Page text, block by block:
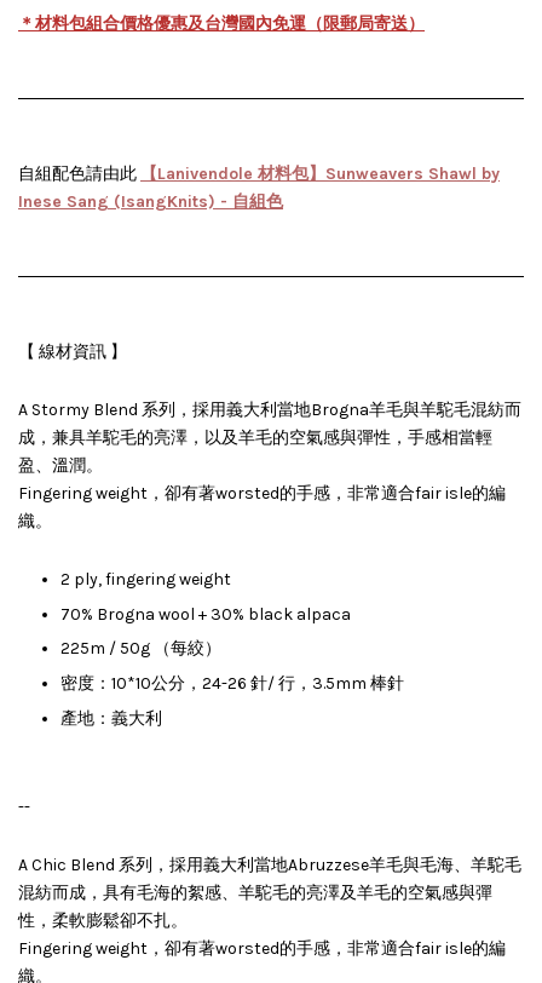
＊材料包組合價格優惠及台灣國內免運（限郵局寄送）
自組配色請由此
【Lanivendole 材料包】Sunweavers Shawl by
Inese Sang (IsangKnits) - 自組色
【 線材資訊 】
A Stormy Blend 系列，採用義大利當地Brogna羊毛與羊駝毛混紡而
成，兼具羊駝毛的亮澤，以及羊毛的空氣感與彈性，手感相當輕
盈、溫潤。
Fingering weight，卻有著worsted的手感，非常適合fair isle的編
織。
2 ply, fingering weight
70% Brogna wool + 30% black alpaca
225m / 50g （每絞）
密度：10*10公分，24-26 針/ 行，3.5mm 棒針
產地：義大利
--
A Chic Blend 系列，採用義大利當地Abruzzese羊毛與毛海、羊駝毛
混紡而成，具有毛海的絮感、羊駝毛的亮澤及羊毛的空氣感與彈
性，柔軟膨鬆卻不扎。
Fingering weight，卻有著worsted的手感，非常適合fair isle的編
織。